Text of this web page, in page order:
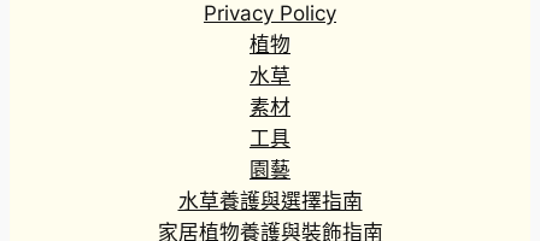
Privacy Policy
植物
水草
素材
工具
園藝
水草養護與選擇指南
家居植物養護與裝飾指南